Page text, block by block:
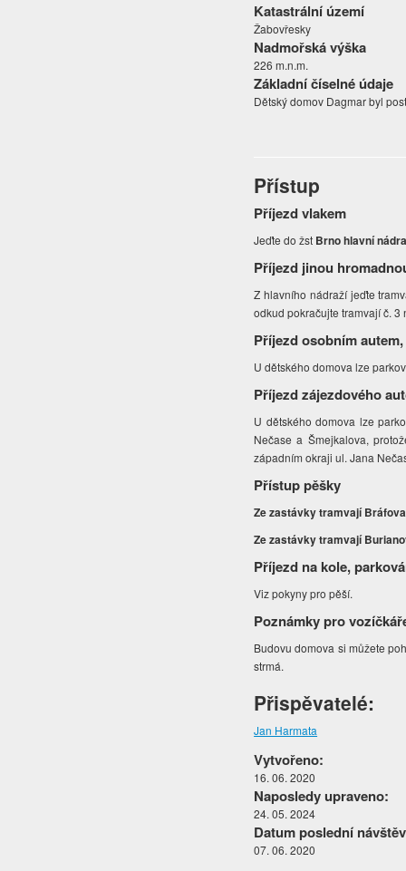
Katastrální území
Žabovřesky
Nadmořská výška
226 m.n.m.
Základní číselné údaje
Dětský domov Dagmar byl
Přístup
Příjezd vlakem
Jeďte do žst Brno hlavní
Příjezd jinou
Z hlavního nádraží jeďte
odkud pokračujte tramvají č.
Příjezd osobním
U dětského domova lze
Příjezd zájezdového
U dětského domova lze
Nečase a Šmejkalova,
západním okraji ul. Jana
Přístup pěšky
Ze zastávky tramvají
Ze zastávky tramvají
Příjezd na kole,
Viz pokyny pro pěší.
Poznámky pro
Budovu domova si můžete
strmá.
Přispěvatelé:
Jan Harmata
Vytvořeno:
16. 06. 2020
Naposledy upraveno:
24. 05. 2024
Datum poslední
07. 06. 2020